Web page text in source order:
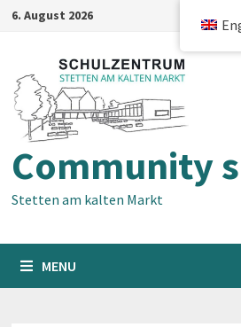
Skip6. August 2026
Community
Stetten am kalten Markt
MENU